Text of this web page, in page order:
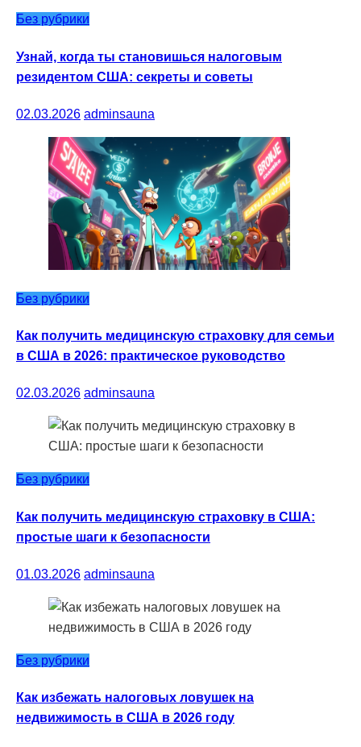
Без рубрики
Узнай, когда ты становишься налоговым
резидентом США: секреты и советы
02.03.2026 adminsauna
Без рубрики
Как получить медицинскую страховку для семьи
в США в 2026: практическое руководство
02.03.2026 adminsauna
Без рубрики
Как получить медицинскую страховку в США:
простые шаги к безопасности
01.03.2026 adminsauna
Без рубрики
Как избежать налоговых ловушек на
недвижимость в США в 2026 году